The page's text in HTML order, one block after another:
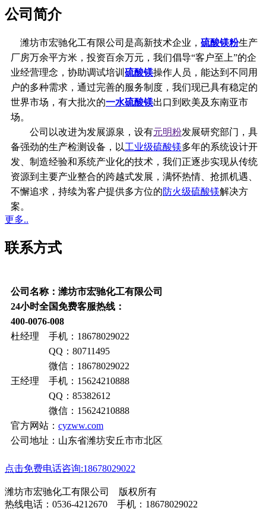
公司简介
潍坊市宏驰化工有限公司是高新技术企业， 硫酸镁粉生产
厂房万余平方米，投资百余万元，我们倡导“客户至上”的企
业经营理念，协助调试培训 硫酸镁操作人员，能达到不同用
户的多种需求，通过完善的服务制度，我们现已具有稳定的
世界市场，有大批次的一水硫酸镁出口到欧美及东南亚市
场。
公司以改进为发展源泉，设有元明粉发展研究部门，具
备强劲的生产检测设备，以工业级硫酸镁多年的系统设计开
发、制造经验和系统产业化的技术，我们正逐步实现从传统
资源到主要产业整合的跨越式发展，满怀热情、抢抓机遇、
不懈追求，持续为客户提供多方位的防火级硫酸镁解决方
案。
更多..
联系方式
公司名称：潍坊市宏驰化工有限公司
24小时全国免费客服热线：
400-0076-008
杜经理 手机：18678029022
QQ：80711495
微信：18678029022
王经理 手机：15624210888
QQ：85382612
微信：15624210888
官方网站： cyzww.com
公司地址：山东省潍坊安丘市市北区
点击免费电话咨询:18678029022
潍坊市宏驰化工有限公司 版权所有
热线电话：0536-4212670 手机：18678029022